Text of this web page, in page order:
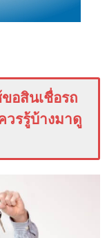
อสินเชื่อรถ
วรรู้บ้างมาดู